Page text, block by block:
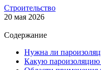
Строительство
20 мая 2026
Содержание
Нужна ли
Какую пароизоляцию